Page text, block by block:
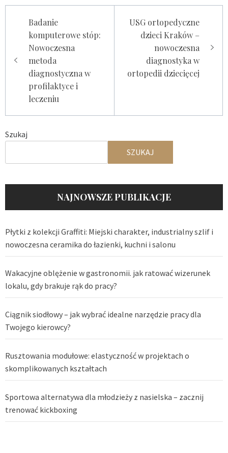
wpisuBadanie
komputerowe stóp:
Nowoczesna
metoda
diagnostyczna w
profilaktyce i
leczeniu
USG ortopedyczne
dzieci Kraków –
nowoczesna
diagnostyka w
ortopedii dziecięcej
Szukaj
SZUKAJ
NAJNOWSZE PUBLIKACJE
Płytki z kolekcji Graffiti: Miejski charakter, industrialny szlif i
nowoczesna ceramika do łazienki, kuchni i salonu
Wakacyjne oblężenie w gastronomii. jak ratować wizerunek
lokalu, gdy brakuje rąk do pracy?
Ciągnik siodłowy – jak wybrać idealne narzędzie pracy dla
Twojego kierowcy?
Rusztowania modułowe: elastyczność w projektach o
skomplikowanych kształtach
Sportowa alternatywa dla młodzieży z nasielska – zacznij
trenować kickboxing